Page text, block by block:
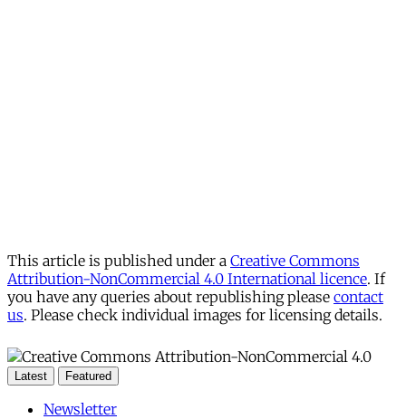
This article is published under a Creative Commons
Attribution-NonCommercial 4.0 International licence. If
you have any queries about republishing please contact
us. Please check individual images for licensing details.
Latest Featured
Newsletter